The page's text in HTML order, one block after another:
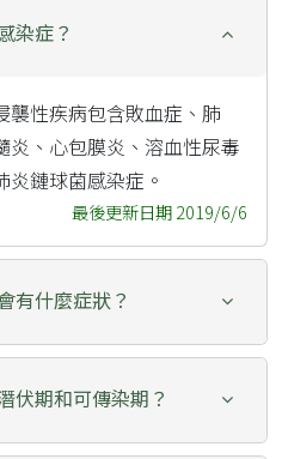
染症？
襲性疾病包含敗血症、肺
炎、心包膜炎、溶血性尿毒
鏈球菌感染症。
最後更新日期 2019/6/6
有什麼症狀？
伏期和可傳染期？